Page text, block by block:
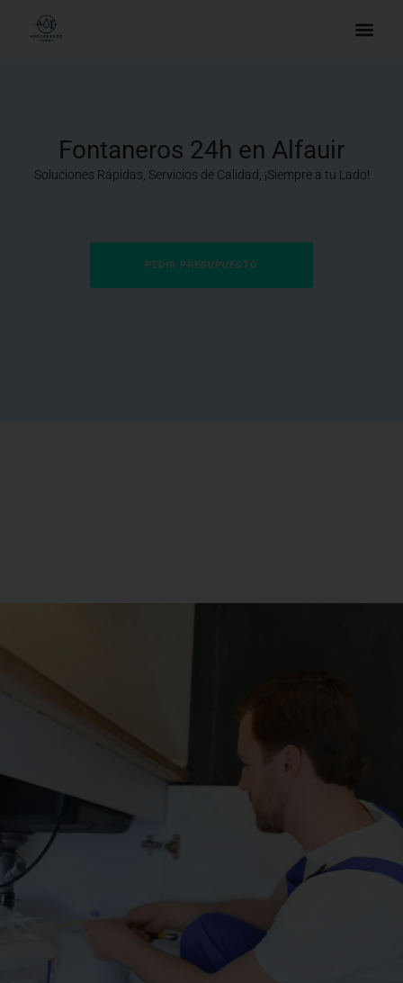
Fontaneros 24h en Alfauir
Soluciones Rápidas, Servicios de Calidad, ¡Siempre a tu Lado!
PEDIR PRESUPUESTO